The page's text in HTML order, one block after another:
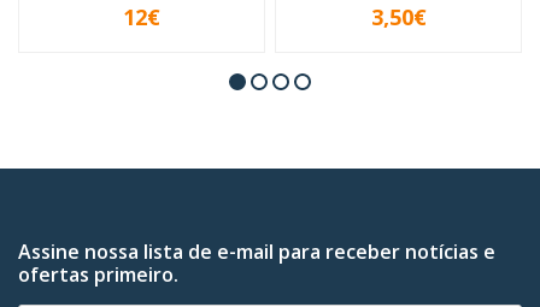
INDISPONÍVEL
12€ INDISPONÍVEL
3,50€
Assine nossa lista de e-mail para receber notícias e
ofertas primeiro.